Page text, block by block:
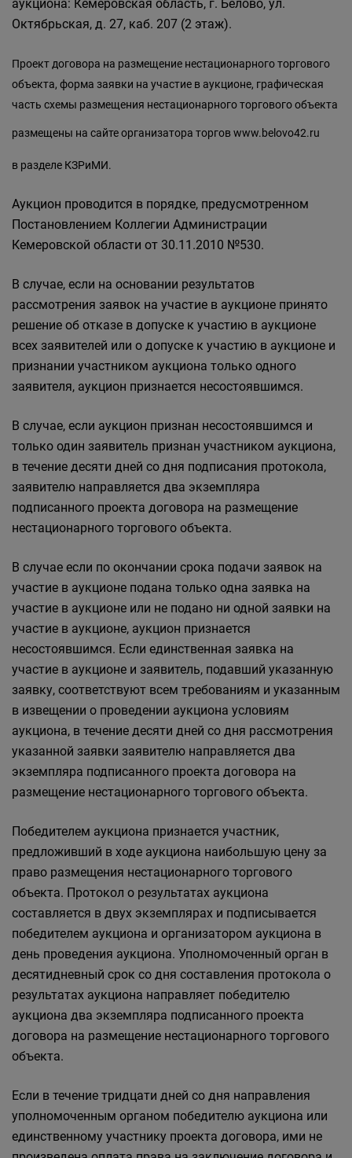
аукциона: Кемеровская область, г. Белово, ул.
Октябрьская, д. 27, каб. 207 (2 этаж).
Проект договора на размещение нестационарного торгового
объекта, форма заявки на участие в аукционе, графическая
часть схемы размещения нестационарного торгового объекта
размещены на сайте организатора торговwww.belovo42.ru
в разделе КЗРиМИ.
Аукцион проводится в порядке, предусмотренном
Постановлением Коллегии Администрации
Кемеровской области от 30.11.2010 №530.
В случае, если на основании результатов
рассмотрения заявок на участие в аукционе принято
решение об отказе в допуске к участию в аукционе
всех заявителей или о допуске к участию в аукционе и
признании участником аукциона только одного
заявителя, аукцион признается несостоявшимся.
В случае, если аукцион признан несостоявшимся и
только один заявитель признан участником аукциона,
в течение десяти дней со дня подписания протокола,
заявителю направляется два экземпляра
подписанного проекта договора на размещение
нестационарного торгового объекта.
В случае если по окончании срока подачи заявок на
участие в аукционе подана только одна заявка на
участие в аукционе или не подано ни одной заявки на
участие в аукционе, аукцион признается
несостоявшимся. Если единственная заявка на
участие в аукционе и заявитель, подавший указанную
заявку, соответствуют всем требованиям и указанным
в извещении о проведении аукциона условиям
аукциона, в течение десяти дней со дня рассмотрения
указанной заявки заявителю направляется два
экземпляра подписанного проекта договора на
размещение нестационарного торгового объекта.
Победителем аукциона признается участник,
предложивший в ходе аукциона наибольшую цену за
право размещения нестационарного торгового
объекта. Протокол о результатах аукциона
составляется в двух экземплярах и подписывается
победителем аукциона и организатором аукциона в
день проведения аукциона. Уполномоченный орган в
десятидневный срок со дня составления протокола о
результатах аукциона направляет победителю
аукциона два экземпляра подписанного проекта
договора на размещение нестационарного торгового
объекта.
Если в течение тридцати дней со дня направления
уполномоченным органом победителю аукциона или
единственному участнику проекта договора, ими не